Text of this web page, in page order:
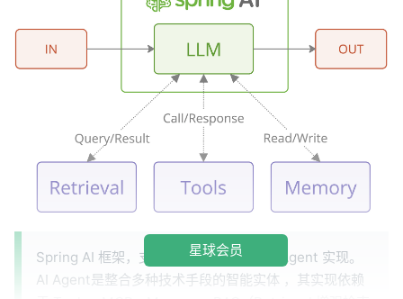
Spring AI 框架，支持大语言模型构建 AI Agent 实现。
AI Agent是整合多种技术手段的智能实体 ，其实现依赖
星球会员